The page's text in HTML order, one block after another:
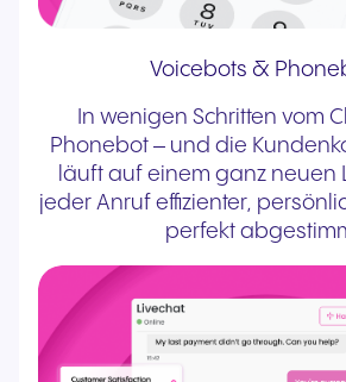
Voicebots &
In wenigen Schritten vom
Phonebot – und die
läuft auf einem ganz neuen
jeder Anruf effizienter,
perfekt